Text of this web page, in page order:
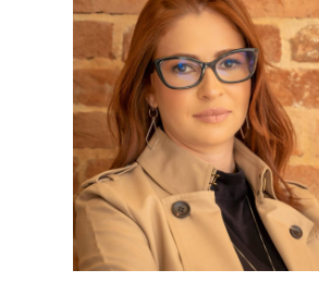
Informatização
Agricultura
Empresarial
Tecnologia